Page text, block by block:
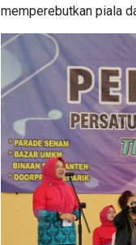
memperebutkan piala